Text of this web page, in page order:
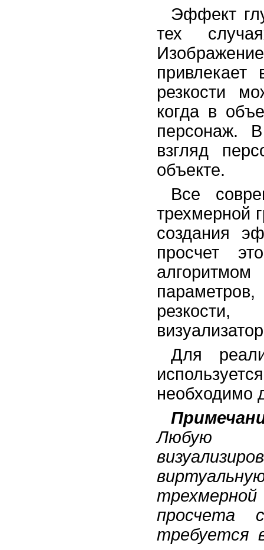
Эффект
тех
резкости
когда в
персонаж.
взгляд
объекте.
Все
трехмерной
создания
просчет
Для
необходимо
Любую
просчета
требуется